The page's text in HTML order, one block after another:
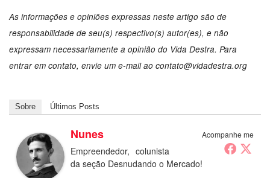
As informações e opiniões expressas neste artigo são de
responsabilidade de seu(s) respectivo(s) autor(es), e não
expressam necessariamente a opinião do Vida Destra. Para
entrar em contato, envie um e-mail ao contato@vidadestra.org
Sobre Últimos Posts
Acompanhe me
Nunes
Empreendedor, colunista
da seção Desnudando o Mercado!